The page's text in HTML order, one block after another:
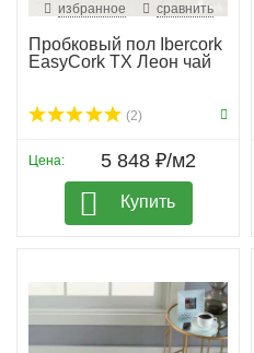
избранное сравнить
Пробковый пол Ibercork
EasyCork TX Леон чай
(2)
Цена: 5 848 ₽/м2
Купить